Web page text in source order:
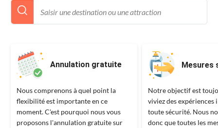
Annulation gratuite
Nous comprenons à quel point la
flexibilité est importante en ce
moment. C'est pourquoi nous vous
proposons l'annulation gratuite sur
Mesures
Notre objectif est
viviez des expériences
toute sécurité. Nous
donc que toutes les